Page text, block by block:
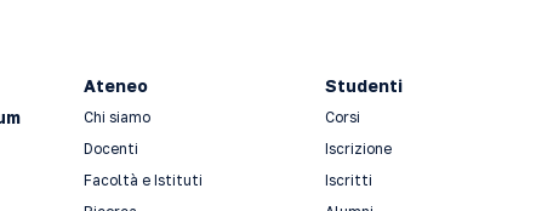
Ateneo
Chi siamo
Docenti
Facoltà e Istituti
Studenti
Corsi
Iscrizione
Iscritti